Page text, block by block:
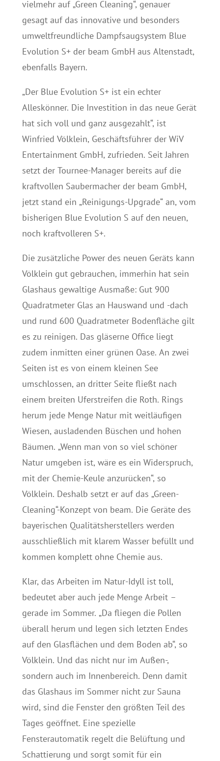
vielmehr auf „Green Cleaning“, genauer
gesagt auf das innovative und besonders
umweltfreundliche Dampfsaugsystem Blue
Evolution S+ der beam GmbH aus Altenstadt,
ebenfalls Bayern.
„Der Blue Evolution S+ ist ein echter
Alleskönner. Die Investition in das neue Gerät
hat sich voll und ganz ausgezahlt“, ist
Winfried Völklein, Geschäftsführer der WiV
Entertainment GmbH, zufrieden. Seit Jahren
setzt der Tournee-Manager bereits auf die
kraftvollen Saubermacher der beam GmbH,
jetzt stand ein „Reinigungs-Upgrade“ an, vom
bisherigen Blue Evolution S auf den neuen,
noch kraftvolleren S+.
Die zusätzliche Power des neuen Geräts kann
Völklein gut gebrauchen, immerhin hat sein
Glashaus gewaltige Ausmaße: Gut 900
Quadratmeter Glas an Hauswand und -dach
und rund 600 Quadratmeter Bodenfläche gilt
es zu reinigen. Das gläserne Office liegt
zudem inmitten einer grünen Oase. An zwei
Seiten ist es von einem kleinen See
umschlossen, an dritter Seite fließt nach
einem breiten Uferstreifen die Roth. Rings
herum jede Menge Natur mit weitläufigen
Wiesen, ausladenden Büschen und hohen
Bäumen. „Wenn man von so viel schöner
Natur umgeben ist, wäre es ein Widerspruch,
mit der Chemie-Keule anzurücken“, so
Völklein. Deshalb setzt er auf das „Green-
Cleaning“-Konzept von beam. Die Geräte des
bayerischen Qualitätsherstellers werden
ausschließlich mit klarem Wasser befüllt und
kommen komplett ohne Chemie aus.
Klar, das Arbeiten im Natur-Idyll ist toll,
bedeutet aber auch jede Menge Arbeit –
gerade im Sommer. „Da fliegen die Pollen
überall herum und legen sich letzten Endes
auf den Glasflächen und dem Boden ab“, so
Völklein. Und das nicht nur im Außen-,
sondern auch im Innenbereich. Denn damit
das Glashaus im Sommer nicht zur Sauna
wird, sind die Fenster den größten Teil des
Tages geöffnet. Eine spezielle
Fensterautomatik regelt die Belüftung und
Schattierung und sorgt somit für ein